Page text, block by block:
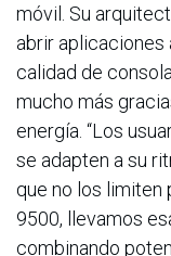
móvil. Su
abrir aplicaciones
calidad de
mucho más
energía. “Los
se adapten a su
que no los limiten
9500, llevamos
combinando